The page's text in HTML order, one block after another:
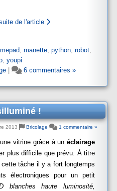
de l'article
, manette, python, robot,
, youpi
| 6 commentaires »
!
2013 Bricolage 1 commentaire »
vitrine grâce à un éclairage
plus difficile que prévu. À titre
tâche il y a fort longtemps
électroniques pour un petit
blanches haute luminosité,